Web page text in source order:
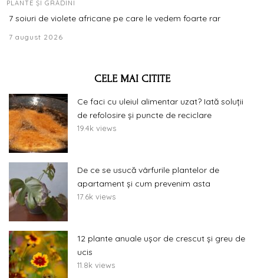
PLANTE ȘI GRĂDINI
7 soiuri de violete africane pe care le vedem foarte rar
7 august 2026
CELE MAI CITITE
Ce faci cu uleiul alimentar uzat? Iată soluții
de refolosire și puncte de reciclare
19.4k views
De ce se usucă vârfurile plantelor de
apartament și cum prevenim asta
17.6k views
12 plante anuale ușor de crescut și greu de
ucis
11.8k views